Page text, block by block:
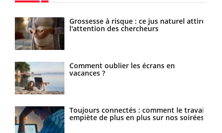
Grossesse à risque : ce jus naturel attire
l'attention des chercheurs
Comment oublier les écrans en
vacances ?
Toujours connectés : comment le travail
empiète de plus en plus sur nos soirées